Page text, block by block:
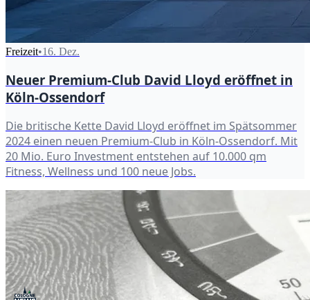
Freizeit•16. Dez.
Neuer Premium-Club David Lloyd eröffnet in
Köln-Ossendorf
Die britische Kette David Lloyd eröffnet im Spätsommer
2024 einen neuen Premium-Club in Köln-Ossendorf. Mit
20 Mio. Euro Investment entstehen auf 10.000 qm
Fitness, Wellness und 100 neue Jobs.